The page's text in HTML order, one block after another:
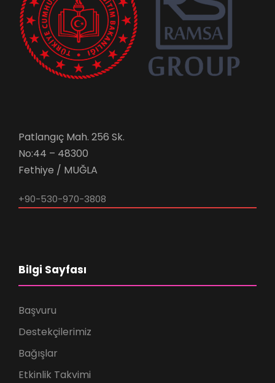
Patlangıç Mah. 256 Sk.
No:44 – 48300
Fethiye / MUĞLA
+90-530-970-3808
Bilgi Sayfası
Başvuru
Destekçilerimiz
Bağışlar
Etkinlik Takvimi